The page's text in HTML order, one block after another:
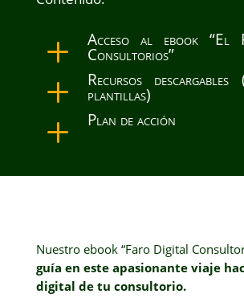
L Acceso al ebook “El
Consultorios”
L Recursos
plantillas)
L Plan de acción
Nuestro ebook “Faro Digital
guía en este apasionante viaje
digital de tu consultorio.